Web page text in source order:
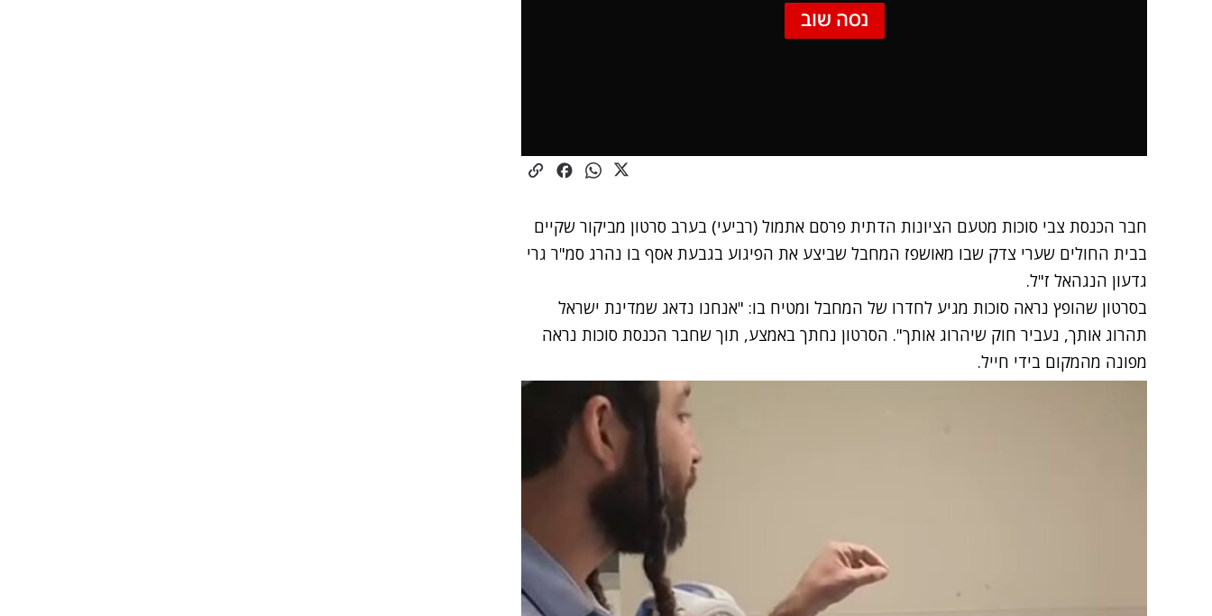
נסה שוב
חבר הכנסת צבי סוכות מטעם הציונות הדתית פרסם אתמול (רביעי) בערב סרטון מביקור שקיים
בבית החולים שערי צדק שבו מאושפז המחבל שביצע את הפיגוע בגבעת אסף בו נהרג סמ"ר גרי
גדעון הנגהאל ז"ל.
בסרטון שהופץ נראה סוכות מגיע לחדרו של המחבל ומטיח בו: "אנחנו נדאג שמדינת ישראל
תהרוג אותך, נעביר חוק שיהרוג אותך". הסרטון נחתך באמצע, תוך שחבר הכנסת סוכות נראה
מפונה מהמקום בידי חייל.